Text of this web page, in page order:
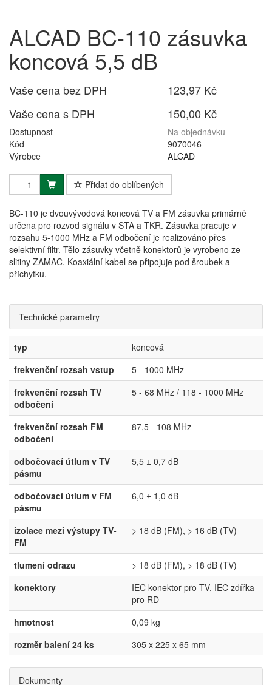
ALCAD BC-110 zásuvka
koncová 5,5 dB
Vaše cena bez DPH
123,97 Kč
Vaše cena s DPH
150,00 Kč
Dostupnost
Na objednávku
Kód
9070046
Výrobce
ALCAD
Přidat do oblíbených
BC-110 je dvouvývodová koncová TV a FM zásuvka primárně
určena pro rozvod signálu v STA a TKR. Zásuvka pracuje v
rozsahu 5-1000 MHz a FM odbočení je realizováno přes
selektivní filtr. Tělo zásuvky včetně konektorů je vyrobeno ze
slitiny ZAMAC. Koaxiální kabel se připojuje pod šroubek a
příchytku.
Technické parametry
typ
koncová
frekvenční rozsah vstup
5 - 1000 MHz
frekvenční rozsah TV
odbočení
5 - 68 MHz / 118 - 1000 MHz
frekvenční rozsah FM
odbočení
87,5 - 108 MHz
odbočovací útlum v TV
pásmu
5,5 ± 0,7 dB
odbočovací útlum v FM
pásmu
6,0 ± 1,0 dB
izolace mezi výstupy TV-
FM
> 18 dB (FM), > 16 dB (TV)
tlumení odrazu
> 18 dB (FM), > 18 dB (TV)
konektory
IEC konektor pro TV, IEC zdířka
pro RD
hmotnost
0,09 kg
rozměr balení 24 ks
305 x 225 x 65 mm
Dokumenty